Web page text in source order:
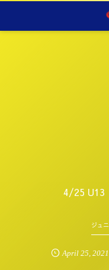
4/25 U13
ジュ
April 25 2021